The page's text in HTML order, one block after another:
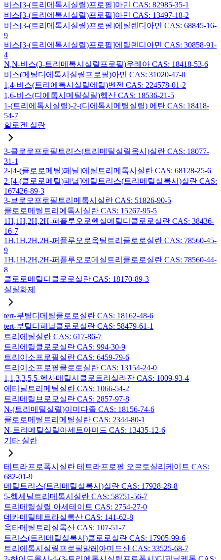
비스[3-(트리메톡시실릴)프로필]아민 CAS: 82985-35-1
비스[3-(트리에톡시실릴)프로필]아민 CAS: 13497-18-2
비스[3-(트리메톡시실릴)프로필]에틸렌디아민 CAS: 68845-16-
9
비스[3-(트리에톡시실릴)프로필]에틸렌디아민 CAS: 30858-91-
4
N,N-비스(3-트리메톡시실릴프로필)우레아 CAS: 18418-53-6
비스(메틸디에톡시실릴프로필)아민 CAS: 31020-47-0
1,4-비스(트리에톡시실릴에틸)벤젠 CAS: 224578-01-2
1,6-비스(디에톡시메틸실릴)헥산 CAS: 18536-21-5
1-(트리에톡시실릴)-2-(디에톡시메틸실릴) 에탄 CAS: 18418-
54-7
할로겐 실란
3-클로로프로필트리스(트리메틸실릴옥시)실란 CAS: 18077-
31-1
2-[4-(클로로메틸)페닐]에틸트리메톡시실란 CAS: 68128-25-6
2-[4-(클로로메틸)페닐]에틸트리스(트리메틸실록시)실란 CAS:
167426-89-3
3-브로모프로필트리메톡시실란 CAS: 51826-90-5
클로로메틸트리에톡시실란 CAS: 15267-95-5
1H,1H,2H,2H-퍼플루오로헥실메틸디클로로실란 CAS: 38436-
16-7
1H,1H,2H,2H-퍼플루오로옥틸트리클로로실란 CAS: 78560-45-
9
1H,1H,2H,2H-퍼플루오로데실트리클로로실란 CAS: 78560-44-
8
클로로메틸디클로로실란 CAS: 18170-89-3
실릴화제
tert-부틸디메틸클로로실란 CAS: 18162-48-6
tert-부틸디페닐클로로실란 CAS: 58479-61-1
트리에틸실란 CAS: 617-86-7
트리에틸클로로실란 CAS: 994-30-9
트리이소프로필실란 CAS: 6459-79-6
트리이소프로필클로로실란 CAS: 13154-24-0
1,1,3,3,5,5-헥사메틸시클로트리실라잔 CAS: 1009-93-4
에티닐트리메틸실란 CAS: 1066-54-2
트리메틸브로모실란 CAS: 2857-97-8
N-(트리메틸실릴)이미다졸 CAS: 18156-74-6
클로로메틸트리메틸실란 CAS: 2344-80-1
N-트리메틸실릴아세트아미드 CAS: 13435-12-6
기타 실란
테트라프로폭시실란 테트라프로필 오르토실리케이트 CAS:
682-01-9
메틸트리스(트리메틸실록시)실란 CAS: 17928-28-8
5-헥세닐트리메톡시실란 CAS: 58751-56-7
트리메틸실릴 아세테이트 CAS: 2754-27-0
데카메틸테트라실록산 CAS: 141-62-8
옥타메틸트리실록산 CAS: 107-51-7
트리스(트리메틸실록시)클로로실란 CAS: 17905-99-6
트리에톡시실릴프로필말레아미드산 CAS: 33525-68-7